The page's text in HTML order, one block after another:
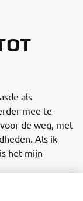
als
mee te
de weg, met
Als ik
het mijn